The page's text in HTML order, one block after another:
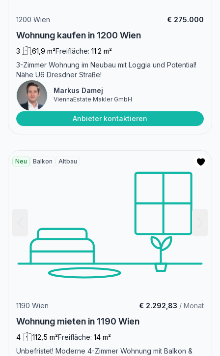
1200 Wien € 275.000
Wohnung kaufen in 1200 Wien
3 61,9 m²Freifläche: 11.2 m²
3-Zimmer Wohnung im Neubau mit Loggia und Potential!
Nähe U6 Dresdner Straße!
Markus Damej
ViennaEstate Makler GmbH
Anbieter kontaktieren
Neu Balkon Altbau
1190 Wien € 2.292,83 / Monat
Wohnung mieten in 1190 Wien
4 112,5 m²Freifläche: 14 m²
Unbefristet! Moderne 4-Zimmer Wohnung mit Balkon &